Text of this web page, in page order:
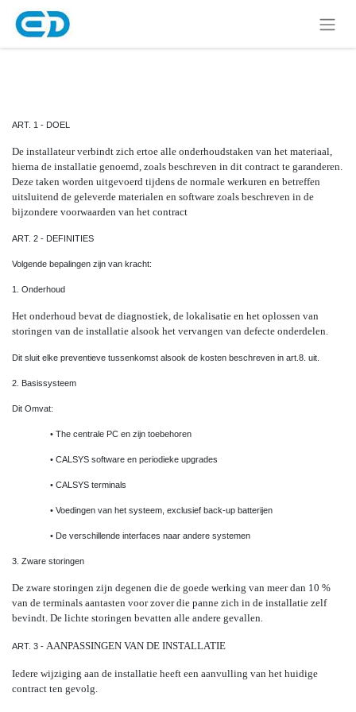
ART. 1 - DOEL
De installateur verbindt zich ertoe alle onderhoudstaken van het materiaal,
hierna de installatie genoemd, zoals beschreven in dit contract te garanderen.
Deze taken worden uitgevoerd tijdens de normale werkuren en betreffen
uitsluitend de geleverde materialen en software zoals beschreven in de
bijzondere voorwaarden van het contract
ART. 2 - DEFINITIES
Volgende bepalingen zijn van kracht:
1. Onderhoud
Het onderhoud bevat de diagnostiek, de lokalisatie en het oplossen van
storingen van de installatie alsook het vervangen van defecte onderdelen
Dit sluit elke preventieve tussenkomst alsook de kosten beschreven in art.8. uit.
2. Basissysteem
Dit Omvat:
• The centrale PC en zijn toebehoren
• CALSYS software en periodieke upgrades
• CALSYS terminals
• Voedingen van het systeem, exclusief back-up batterijen
• De verschillende interfaces naar andere systemen
3. Zware storingen
De zware storingen zijn degenen die de goede werking van meer dan 10 %
van de terminals aantasten voor zover die panne zich in de installatie zelf
bevindt. De lichte storingen bevatten alle andere gevallen
ART. 3 - AANPASSINGEN VAN DE INSTALLATIE
Iedere wijziging aan de installatie heeft een aanvulling van het huidige
contract ten gevolg.